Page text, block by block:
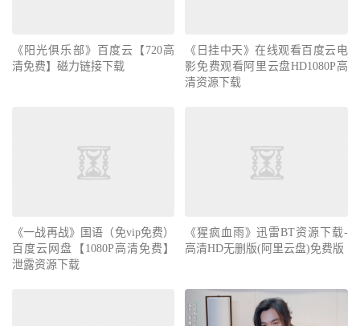
《阳光俱乐部》百度云【720高
清免费】磁力链接下载
《日挂中天》在线观看百度云电
影免费观看阿里云盘HD1080P高
清资源下载
《一战再战》国语（免vip免费）
百度云网盘【1080P高清免费】
泄露资源下载
《猩疯血雨》迅雷BT资源下载-
高清HD无删版(阿里云盘)免费版